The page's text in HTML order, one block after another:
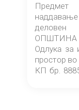
деловен
ОПШТИНА
Одлука за
простор во
КП бр.